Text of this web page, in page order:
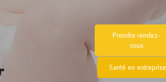
Prendre rendez-
vous
Santé en entreprise